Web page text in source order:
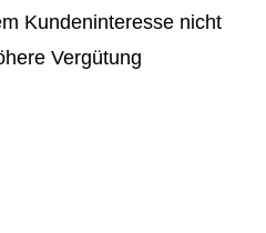
Kundeninteresse nicht
Vergütung